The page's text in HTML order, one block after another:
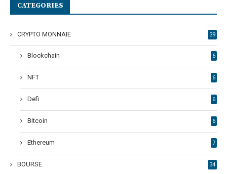
CATEGORIES
CRYPTO MONNAIE 39
Blockchain 6
NFT 6
Defi 6
Bitcoin 6
Ethereum 7
BOURSE 34